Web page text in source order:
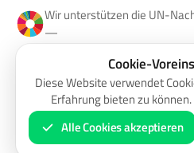
Wir unterstützen die UN-
—
Facebook Instagram
Barrierefreiheitserklärung
* Alle Preise inkl. gesetzl. Mehrwertsteuer zzgl.
angegeben.
Cookie-
Diese Website verwendet
Erfahrung bieten zu können.
Alle Cookies akzeptieren